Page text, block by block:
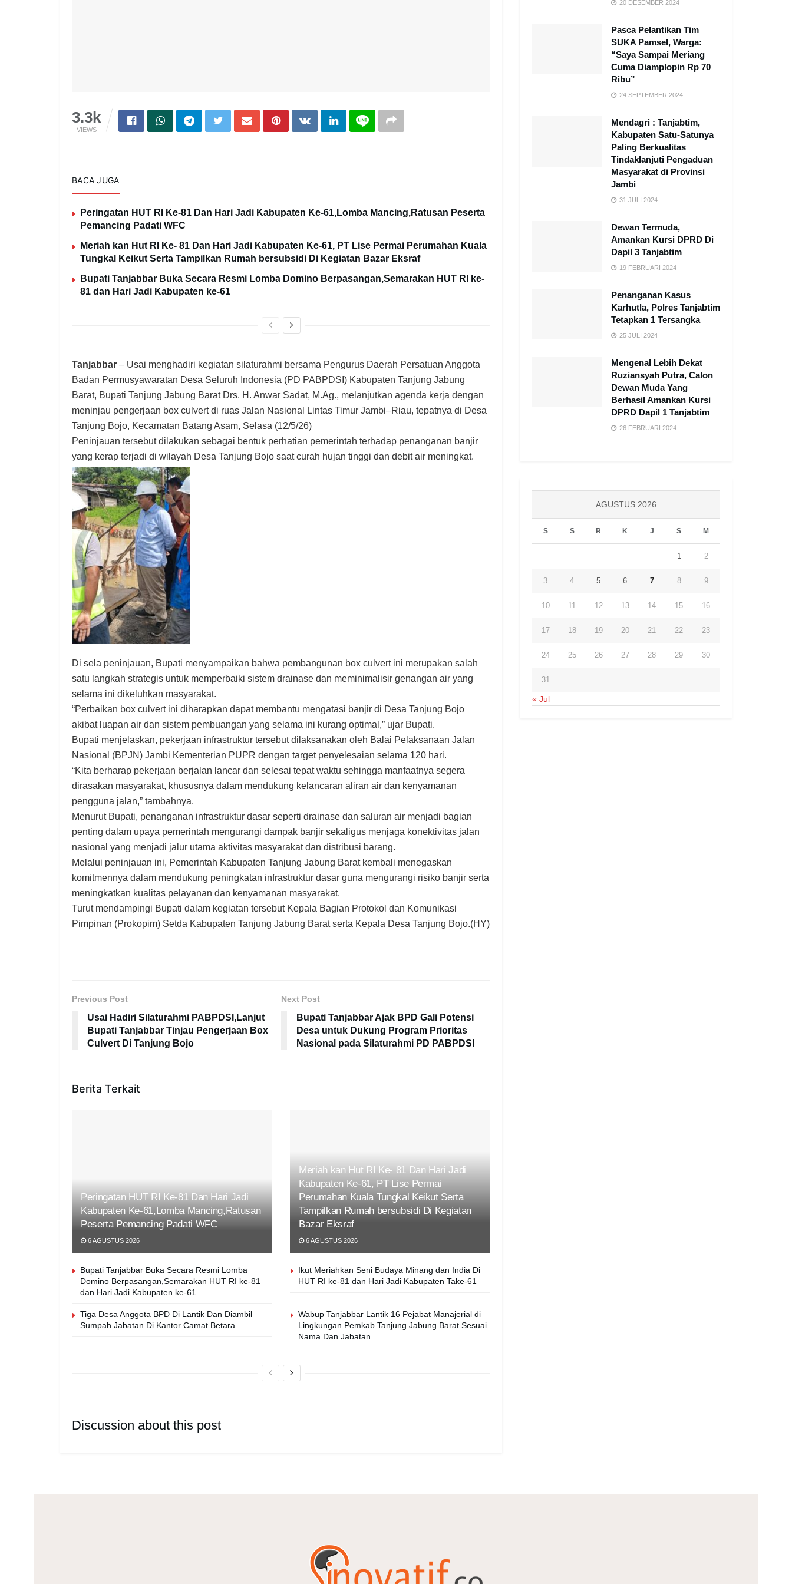
3.3k
VIEWS
BACA JUGA
Peringatan HUT RI Ke-81 Dan Hari Jadi Kabupaten Ke-61,Lomba Mancing,Ratusan Peserta
Pemancing Padati WFC
Meriah kan Hut RI Ke- 81 Dan Hari Jadi Kabupaten Ke-61, PT Lise Permai Perumahan Kuala
Tungkal Keikut Serta Tampilkan Rumah bersubsidi Di Kegiatan Bazar Eksraf
Bupati Tanjabbar Buka Secara Resmi Lomba Domino Berpasangan,Semarakan HUT RI ke-
81 dan Hari Jadi Kabupaten ke-61
Tanjabbar – Usai menghadiri kegiatan silaturahmi bersama Pengurus Daerah Persatuan Anggota
Badan Permusyawaratan Desa Seluruh Indonesia (PD PABPDSI) Kabupaten Tanjung Jabung
Barat, Bupati Tanjung Jabung Barat Drs. H. Anwar Sadat, M.Ag., melanjutkan agenda kerja dengan
meninjau pengerjaan box culvert di ruas Jalan Nasional Lintas Timur Jambi–Riau, tepatnya di Desa
Tanjung Bojo, Kecamatan Batang Asam, Selasa (12/5/26)
Peninjauan tersebut dilakukan sebagai bentuk perhatian pemerintah terhadap penanganan banjir
yang kerap terjadi di wilayah Desa Tanjung Bojo saat curah hujan tinggi dan debit air meningkat.
Di sela peninjauan, Bupati menyampaikan bahwa pembangunan box culvert ini merupakan salah
satu langkah strategis untuk memperbaiki sistem drainase dan meminimalisir genangan air yang
selama ini dikeluhkan masyarakat.
“Perbaikan box culvert ini diharapkan dapat membantu mengatasi banjir di Desa Tanjung Bojo
akibat luapan air dan sistem pembuangan yang selama ini kurang optimal,” ujar Bupati.
Bupati menjelaskan, pekerjaan infrastruktur tersebut dilaksanakan oleh Balai Pelaksanaan Jalan
Nasional (BPJN) Jambi Kementerian PUPR dengan target penyelesaian selama 120 hari.
“Kita berharap pekerjaan berjalan lancar dan selesai tepat waktu sehingga manfaatnya segera
dirasakan masyarakat, khususnya dalam mendukung kelancaran aliran air dan kenyamanan
pengguna jalan,” tambahnya.
Menurut Bupati, penanganan infrastruktur dasar seperti drainase dan saluran air menjadi bagian
penting dalam upaya pemerintah mengurangi dampak banjir sekaligus menjaga konektivitas jalan
nasional yang menjadi jalur utama aktivitas masyarakat dan distribusi barang.
Melalui peninjauan ini, Pemerintah Kabupaten Tanjung Jabung Barat kembali menegaskan
komitmennya dalam mendukung peningkatan infrastruktur dasar guna mengurangi risiko banjir serta
meningkatkan kualitas pelayanan dan kenyamanan masyarakat.
Turut mendampingi Bupati dalam kegiatan tersebut Kepala Bagian Protokol dan Komunikasi
Pimpinan (Prokopim) Setda Kabupaten Tanjung Jabung Barat serta Kepala Desa Tanjung Bojo.(HY)
Previous Post
Usai Hadiri Silaturahmi PABPDSI,Lanjut
Bupati Tanjabbar Tinjau Pengerjaan Box
Culvert Di Tanjung Bojo
Next Post
Bupati Tanjabbar Ajak BPD Gali Potensi
Desa untuk Dukung Program Prioritas
Nasional pada Silaturahmi PD PABPDSI
Berita Terkait
Peringatan HUT RI Ke-81 Dan Hari Jadi
Kabupaten Ke-61,Lomba Mancing,Ratusan
Peserta Pemancing Padati WFC
6 AGUSTUS 2026
Meriah kan Hut RI Ke- 81 Dan Hari Jadi
Kabupaten Ke-61, PT Lise Permai
Perumahan Kuala Tungkal Keikut Serta
Tampilkan Rumah bersubsidi Di Kegiatan
Bazar Eksraf
6 AGUSTUS 2026
Bupati Tanjabbar Buka Secara Resmi Lomba
Domino Berpasangan,Semarakan HUT RI ke-81
dan Hari Jadi Kabupaten ke-61
Ikut Meriahkan Seni Budaya Minang dan India Di
HUT RI ke-81 dan Hari Jadi Kabupaten Take-61
Tiga Desa Anggota BPD Di Lantik Dan Diambil
Sumpah Jabatan Di Kantor Camat Betara
Wabup Tanjabbar Lantik 16 Pejabat Manajerial di
Lingkungan Pemkab Tanjung Jabung Barat Sesuai
Nama Dan Jabatan
Discussion about this post
20 DESEMBER 2024
Pasca Pelantikan Tim
SUKA Pamsel, Warga:
“Saya Sampai Meriang
Cuma Diamplopin Rp 70
Ribu”
24 SEPTEMBER 2024
Mendagri : Tanjabtim,
Kabupaten Satu-Satunya
Paling Berkualitas
Tindaklanjuti Pengaduan
Masyarakat di Provinsi
Jambi
31 JULI 2024
Dewan Termuda,
Amankan Kursi DPRD Di
Dapil 3 Tanjabtim
19 FEBRUARI 2024
Penanganan Kasus
Karhutla, Polres Tanjabtim
Tetapkan 1 Tersangka
25 JULI 2024
Mengenal Lebih Dekat
Ruziansyah Putra, Calon
Dewan Muda Yang
Berhasil Amankan Kursi
DPRD Dapil 1 Tanjabtim
26 FEBRUARI 2024
AGUSTUS 2026
S S R K J S M
1 2
3 4 5 6 7 8 9
10 11 12 13 14 15 16
17 18 19 20 21 22 23
24 25 26 27 28 29 30
31
« Jul